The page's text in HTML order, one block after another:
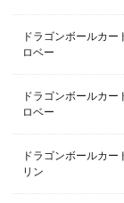
ドラゴンボールカ
ロベー
ドラゴンボールカ
ロベー
ドラゴンボールカ
リン